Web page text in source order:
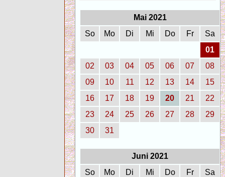
Mai 2021
So
Mo Di Mi Do Fr
Sa
01
02
03 04 05 06 07
08
09
10 11 12 13 14
15
16
17 18 19 20 21
22
23
24 25 26 27 28
29
30
31
Juni 2021
So
Mo Di Mi Do Fr
Sa